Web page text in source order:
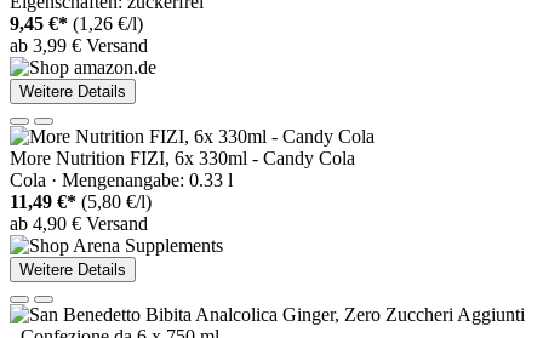
9,45 €* (1,26 €/l)
ab 3,99 € Versand
Weitere Details
More Nutrition FIZI, 6x 330ml - Candy Cola
Cola · Mengenangabe: 0.33 l
11,49 €* (5,80 €/l)
ab 4,90 € Versand
Weitere Details